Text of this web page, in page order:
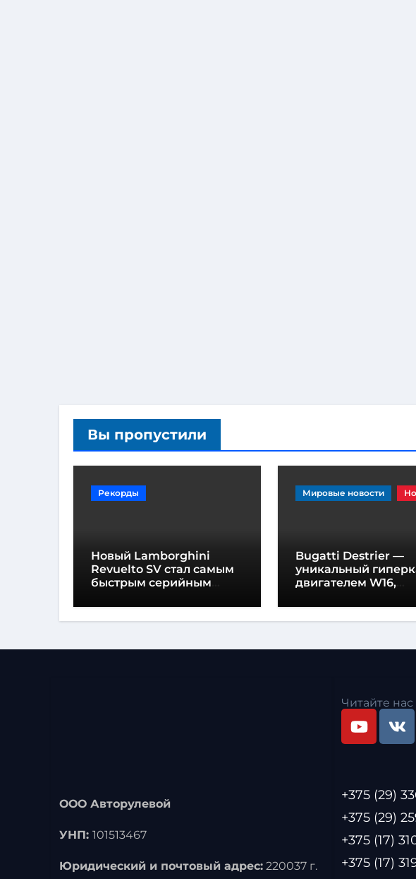
Вы пропустили
Рекорды
Новый Lamborghini
Revuelto SV стал самым
быстрым серийным
Хоккенхайме
Мировые новости
Bugatti Destrier —
уникальный
двигателем W16,
лошадиных сил и
высотой всего
ООО Авторулевой
УНП: 101513467
Юридический и почтовый адрес: 220037 г.
Читайте нас
+375 (29)
+375 (29)
+375 (17)
+375 (17)